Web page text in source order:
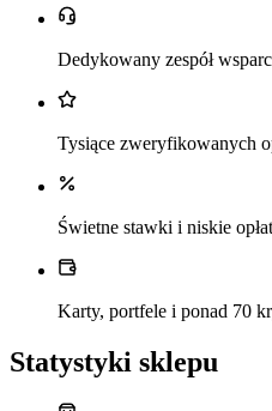
Dedykowany zespół
Tysiące zweryfikowanych
Świetne stawki i niskie
Karty, portfele i ponad 70
Statystyki sklepu